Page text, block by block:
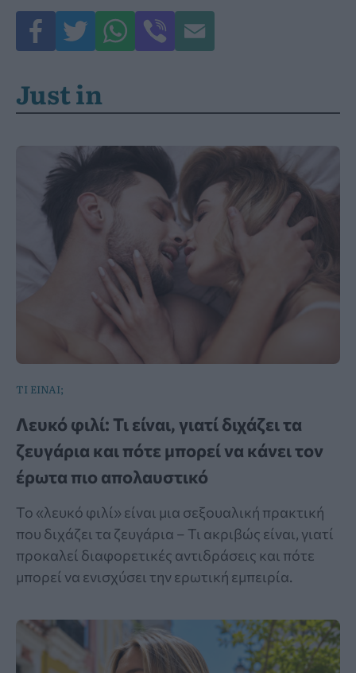
Just in
ΤΙ ΕΙΝΑΙ;
Λευκό φιλί: Τι είναι, γιατί διχάζει τα
ζευγάρια και πότε μπορεί να κάνει τον
έρωτα πιο απολαυστικό
Το «λευκό φιλί» είναι μια σεξουαλική πρακτική
που διχάζει τα ζευγάρια – Τι ακριβώς είναι, γιατί
προκαλεί διαφορετικές αντιδράσεις και πότε
μπορεί να ενισχύσει την ερωτική εμπειρία.